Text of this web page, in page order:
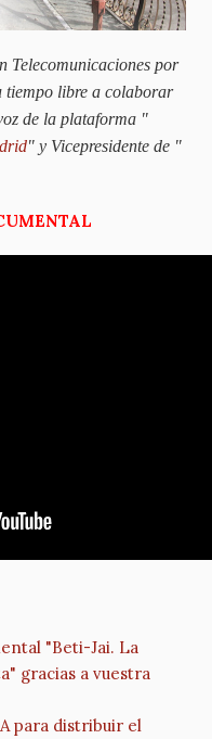
Telecomunicaciones por
tiempo libre a colaborar
de la plataforma "
" y Vicepresidente de "
"Beti-Jai. La
gracias a vuestra
para distribuir el